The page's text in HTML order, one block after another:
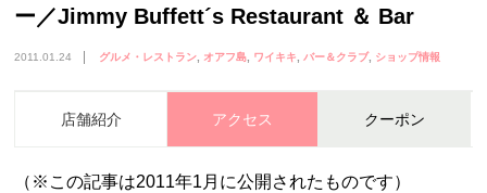
ー／Jimmy Buffett´s Restaurant ＆ Bar
2011.01.24 グルメ・レストラン オアフ島 ワイキキ バー＆クラブ ショップ情報
店舗紹介 アクセス クーポン
（※この記事は2011年1月に公開されたものです）